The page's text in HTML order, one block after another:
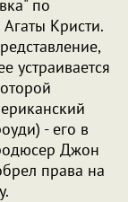
по
Кристи.
устраивается
- его в
Джон
права на